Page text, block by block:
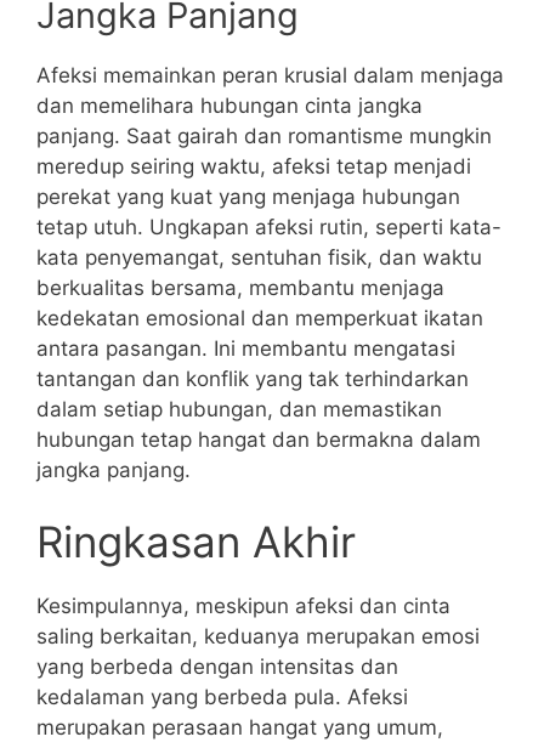
Jangka Panjang
Afeksi memainkan peran krusial dalam menjaga
dan memelihara hubungan cinta jangka
panjang. Saat gairah dan romantisme mungkin
meredup seiring waktu, afeksi tetap menjadi
perekat yang kuat yang menjaga hubungan
tetap utuh. Ungkapan afeksi rutin, seperti kata-
kata penyemangat, sentuhan fisik, dan waktu
berkualitas bersama, membantu menjaga
kedekatan emosional dan memperkuat ikatan
antara pasangan. Ini membantu mengatasi
tantangan dan konflik yang tak terhindarkan
dalam setiap hubungan, dan memastikan
hubungan tetap hangat dan bermakna dalam
jangka panjang.
Ringkasan Akhir
Kesimpulannya, meskipun afeksi dan cinta
saling berkaitan, keduanya merupakan emosi
yang berbeda dengan intensitas dan
kedalaman yang berbeda pula. Afeksi
merupakan perasaan hangat yang umum,